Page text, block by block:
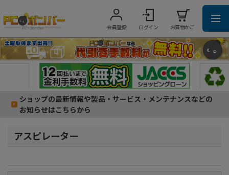
会員登録 ログイン お買物かご
ショップの最新情報や製品・サービス・メンテナンスなどの
お知らせはこちらから
アスピレーター